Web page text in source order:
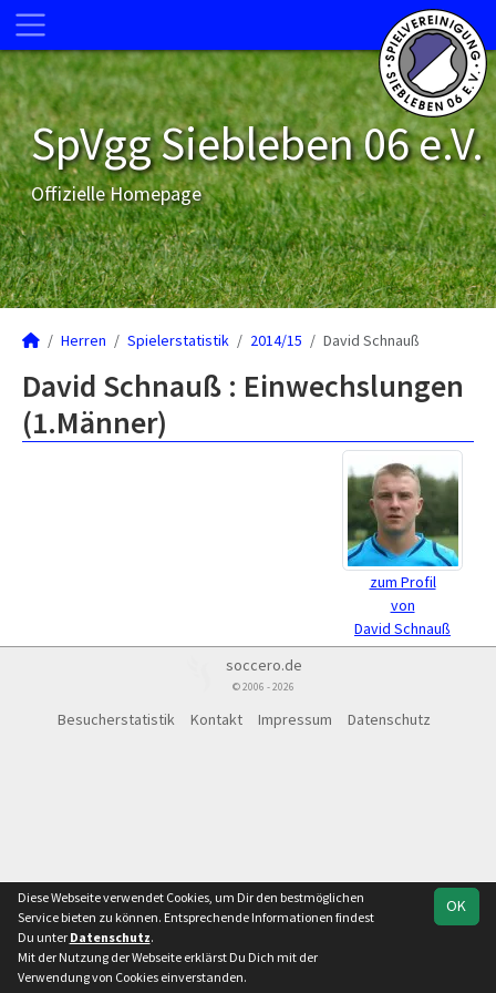
SpVgg Siebleben 06 e.V.
Offizielle Homepage
Herren Spielerstatistik 2014/15 David Schnauß
David Schnauß : Einwechslungen
(1.Männer)
zum Profil
von
David Schnauß
soccero.de
© 2006 - 2026
Besucherstatistik Kontakt Impressum Datenschutz
OK
Diese Webseite verwendet Cookies, um Dir den bestmöglichen
Service bieten zu können. Entsprechende Informationen findest
Du unter Datenschutz.
Mit der Nutzung der Webseite erklärst Du Dich mit der
Verwendung von Cookies einverstanden.